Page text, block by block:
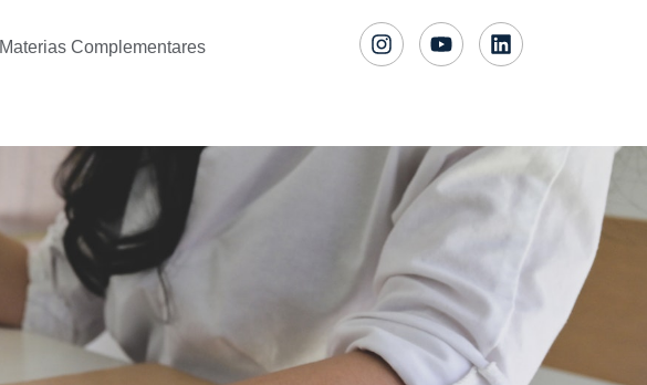
Materias Complementares